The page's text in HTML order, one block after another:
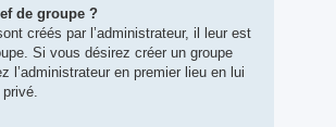
de groupe ?
créés par l’administrateur, il leur est
Si vous désirez créer un groupe
l’administrateur en premier lieu en lui